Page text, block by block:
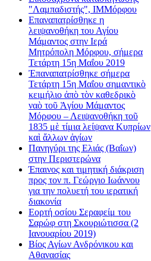
"Λαμπαδιστής", ΙΜΜόρφου
Επαναπατρίσθηκε η
λειψανοθήκη του Αγίου
Μάμαντος στην Ιερά
Μητρόπολη Μόρφου, σήμερα
Τετάρτη 15η Μαΐου 2019
Ἐπαναπατρίσθηκε σήμερα
Τετάρτη 15η Μαΐου σημαντικὸ
κειμήλιο ἀπὸ τὸν καθεδρικὸ
ναὸ τοῦ Ἁγίου Μάμαντος
Μόρφου – Λειψανοθήκη τοῦ
1835 μὲ τίμια λείψανα Κυπρίων
καὶ ἄλλων ἁγίων
Πανηγύρι της Ελιάς (Βαΐων)
στην Περιστερώνα
Έπαινος και τιμητική διάκριση
προς τον π. Γεώργιο Ιωάννου
για την πολυετή του ιερατική
διακονία
Εορτή οσίου Σεραφείμ του
Σαρώφ στη Σκουριώτισσα (2
Ιανουαρίου 2019)
Βίος Αγίων Ανδρόνικου και
Αθανασίας